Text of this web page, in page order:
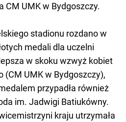
CM UMK w Bydgoszczy.
stadionu rozdano w
medali dla uczelni
w skoku wzwyż kobiet
(CM UMK w Bydgoszczy),
przypadła również
im. Jadwigi Batiukówny.
kraju utrzymała